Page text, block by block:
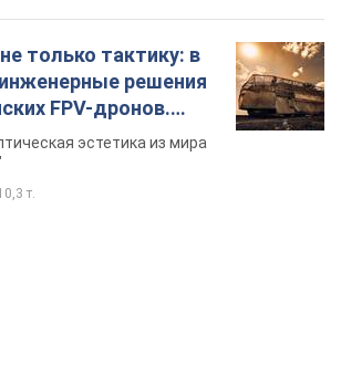
только тактику: в
решения
FPV-дронов.
эстетика из мира
т.